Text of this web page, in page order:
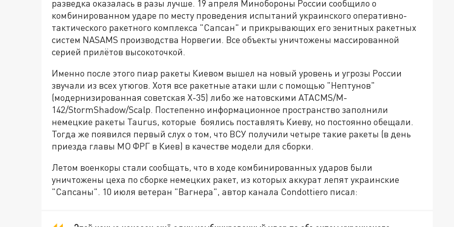
разведка оказалась в разы лучше. 19 апреля Минобороны России сообщило о
комбинированном ударе по месту проведения испытаний украинского оперативно-
тактического ракетного комплекса "Сапсан" и прикрывающих его зенитных ракетных
систем NASAMS производства Норвегии. Все объекты уничтожены массированной
серией прилётов высокоточкой.
Именно после этого пиар ракеты Киевом вышел на новый уровень и угрозы России
звучали из всех утюгов. Хотя все ракетные атаки шли с помощью "Нептунов"
(модернизированная советская Х-35) либо же натовскими ATACMS/M-
142/StormShadow/Scalp. Постепенно информационное пространство заполнили
немецкие ракеты Taurus, которые боялись поставлять Киеву, но постоянно обещали.
Тогда же появился первый слух о том, что ВСУ получили четыре такие ракеты (в день
приезда главы МО ФРГ в Киев) в качестве модели для сборки.
Летом военкоры стали сообщать, что в ходе комбинированных ударов были
уничтожены цеха по сборке немецких ракет, из которых аккурат лепят украинские
"Сапсаны". 10 июля ветеран "Вагнера", автор канала Condottiero писал: